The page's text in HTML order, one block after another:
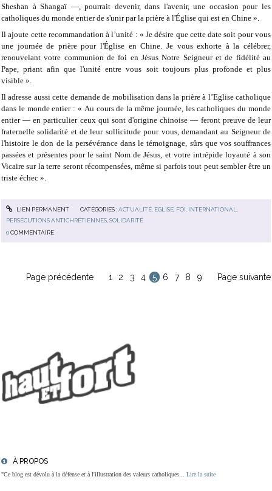
À PROPOS
"Ce blog est dévolu à la défense et à l'illustration des valeurs catholiques... Lire la suite
Sheshan à Shangaï —, pourrait devenir, dans l'avenir, une occasion pour les
catholiques du monde entier de s'unir par la prière à l'Église qui est en Chine ».
Il ajoute cette recommandation à l’unité : « Je désire que cette date soit pour vous
une journée de prière pour l'Église en Chine. Je vous exhorte à la célébrer,
renouvelant votre communion de foi en Jésus Notre Seigneur et de fidélité au
Pape, priant afin que l'unité entre vous soit toujours plus profonde et plus
visible ».
Il adresse aussi cette demande de mobilisation dans la prière à l’Eglise catholique
dans le monde entier : « Au cours de la même journée, les catholiques du monde
entier — en particulier ceux qui sont d'origine chinoise — feront preuve de leur
fraternelle solidarité et de leur sollicitude pour vous, demandant au Seigneur de
l'histoire le don de la persévérance dans le témoignage, sûrs que vos souffrances
passées et présentes pour le saint Nom de Jésus, et votre intrépide loyauté à son
Vicaire sur la terre seront récompensées, même si parfois tout peut sembler être un
triste échec ».
LIEN PERMANENT CATÉGORIES :ACTUALITÉ, EGLISE, FOI INTERNATIONAL
PERSÉCUTIONS ANTICHRÉTIENNES ,SOLIDARITÉ
0COMMENTAIRE
Page précédente 1 2 3 4 5 6 7 8 9 Page suivante